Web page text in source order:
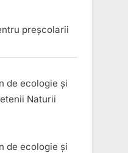
preșcolarii
de ecologie și
Naturii
de ecologie și